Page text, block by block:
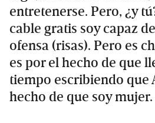
entretenerse. Pero, ¿y
cable gratis soy capaz
ofensa (risas). Pero es
es por el hecho de que
tiempo escribiendo que
hecho de que soy mujer.